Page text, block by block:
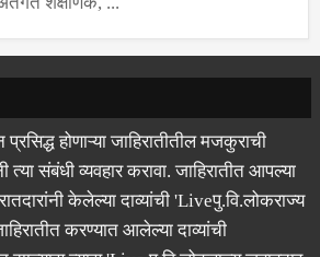
शैक्षणिक, ...
होणाऱ्या जाहिरातीतील मजकुराची
संबंधी व्यवहार करावा. जाहिरातीत आपल्या
केलेल्या दाव्यांची 'Liveपु.वि.लोकराज्य
करण्यात आलेल्या दाव्यांची